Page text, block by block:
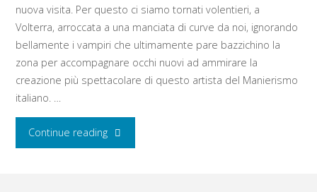
nuova visita. Per questo ci siamo tornati volentieri, a
Volterra, arroccata a una manciata di curve da noi, ignorando
bellamente i vampiri che ultimamente pare bazzichino la
zona per accompagnare occhi nuovi ad ammirare la
creazione più spettacolare di questo artista del Manierismo
italiano. …
Continue reading"Rosso